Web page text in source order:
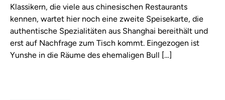
Klassikern, die viele aus chinesischen Restaurants
kennen, wartet hier noch eine zweite Speisekarte, die
authentische Spezialitäten aus Shanghai bereithält und
erst auf Nachfrage zum Tisch kommt. Eingezogen ist
Yunshe in die Räume des ehemaligen Bull […]